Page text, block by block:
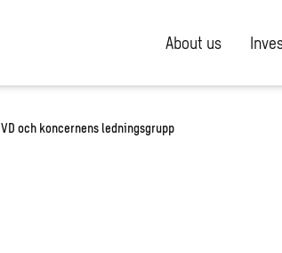
About us
VD och koncernens ledningsgrupp